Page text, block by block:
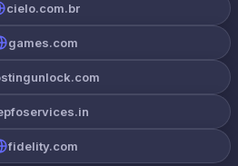
cielo.com.br
games.com
fidelity.com